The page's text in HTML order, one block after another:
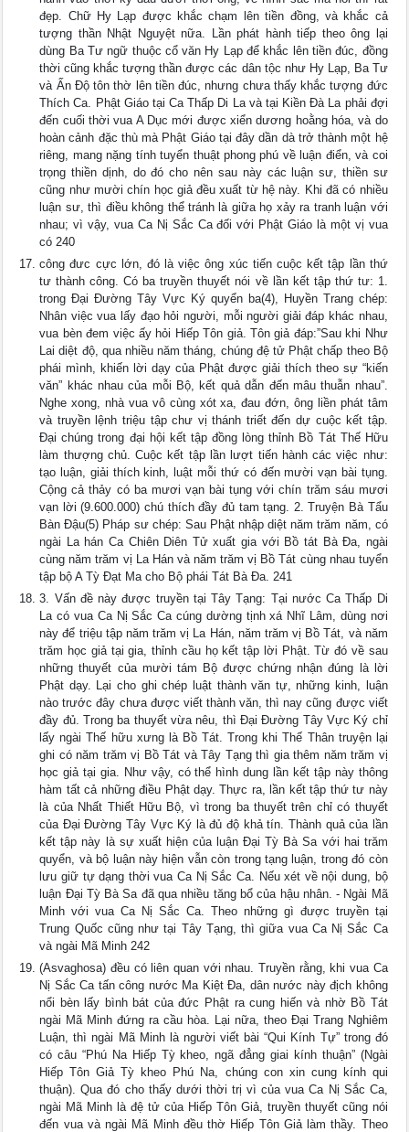
đẹp. Chữ Hy Lạp được khắc chạm lên tiền đồng, và khắc cả
tượng thần Nhật Nguyệt nữa. Lần phát hành tiếp theo ông lại
dùng Ba Tư ngữ thuộc cổ văn Hy Lạp để khắc lên tiền đúc, đồng
thời cũng khắc tượng thần được các dân tộc như Hy Lạp, Ba Tư
và Ấn Ðộ tôn thờ lên tiền đúc, nhưng chưa thấy khắc tượng đức
Thích Ca. Phật Giáo tại Ca Thấp Di La và tại Kiền Ðà La phải đợi
đến cuối thời vua A Dục mới được xiển dương hoằng hóa, và do
hoàn cảnh đặc thù mà Phật Giáo tại đây dần dà trở thành một hệ
riêng, mang nặng tính tuyển thuật phong phú về luận điển, và coi
trọng thiền dịnh, do đó cho nên sau này các luận sư, thiền sư
cũng như mười chín học giả đều xuất từ hệ này. Khi đã có nhiều
luận sư, thì điều không thể tránh là giữa họ xảy ra tranh luận với
nhau; vì vậy, vua Ca Nị Sắc Ca đối với Phật Giáo là một vị vua
có 240
công đưc cực lớn, đó là việc ông xúc tiến cuộc kết tập lần thứ
tư thành công. Có ba truyền thuyết nói về lần kết tập thứ tư: 1.
trong Ðại Ðường Tây Vực Ký quyển ba(4), Huyền Trang chép:
Nhân việc vua lấy đạo hỏi người, mỗi người giải đáp khác nhau,
vua bèn đem việc ấy hỏi Hiếp Tôn giả. Tôn giả đáp:”Sau khi Như
Lai diệt độ, qua nhiều năm tháng, chúng đệ tử Phật chấp theo Bộ
phái mình, khiến lời dạy của Phật được giải thích theo sự “kiến
văn” khác nhau của mỗi Bộ, kết quả dẫn đến mâu thuẫn nhau”.
Nghe xong, nhà vua vô cùng xót xa, đau đớn, ông liền phát tâm
và truyền lệnh triệu tập chư vị thánh triết đến dự cuộc kết tập.
Ðại chúng trong đại hội kết tập đồng lòng thỉnh Bồ Tát Thế Hữu
làm thượng chủ. Cuộc kết tập lần lượt tiến hành các việc như:
tạo luận, giải thích kinh, luật mỗi thứ có đến mười vạn bài tụng.
Cộng cả thảy có ba mươi vạn bài tụng với chín trăm sáu mươi
vạn lời (9.600.000) chú thích đầy đủ tam tạng. 2. Truyện Bà Tẩu
Bàn Ðậu(5) Pháp sư chép: Sau Phật nhập diệt năm trăm năm, có
ngài La hán Ca Chiên Diên Tử xuất gia với Bồ tát Bà Ða, ngài
cùng năm trăm vị La Hán và năm trăm vị Bồ Tát cùng nhau tuyển
tập bộ A Tỳ Ðạt Ma cho Bộ phái Tát Bà Ða. 241
3. Vấn đề này được truyền tại Tây Tạng: Tại nước Ca Thấp Di
La có vua Ca Nị Sắc Ca cúng dường tịnh xá Nhĩ Lâm, dùng nơi
này để triệu tập năm trăm vị La Hán, năm trăm vị Bồ Tát, và năm
trăm học giả tại gia, thỉnh cầu họ kết tập lời Phật. Từ đó về sau
những thuyết của mười tám Bộ được chứng nhận đúng là lời
Phật dạy. Lại cho ghi chép luật thành văn tự, những kinh, luận
nào trước đây chưa được viết thành văn, thì nay cũng được viết
đầy đủ. Trong ba thuyết vừa nêu, thì Ðại Ðường Tây Vực Ký chỉ
lấy ngài Thế hữu xưng là Bồ Tát. Trong khi Thế Thân truyện lại
ghi có năm trăm vị Bồ Tát và Tây Tạng thì gia thêm năm trăm vị
học giả tại gia. Như vậy, có thể hình dung lần kết tập này thông
hàm tất cả những điều Phật dạy. Thực ra, lần kết tập thứ tư này
là của Nhất Thiết Hữu Bộ, vì trong ba thuyết trên chỉ có thuyết
của Ðại Ðường Tây Vực Ký là đủ độ khả tín. Thành quả của lần
kết tập này là sự xuất hiện của luận Ðại Tỳ Bà Sa với hai trăm
quyển, và bộ luận này hiện vẫn còn trong tạng luận, trong đó còn
lưu giữ tự dạng thời vua Ca Nị Sắc Ca. Nếu xét về nội dung, bộ
luận Ðại Tỳ Bà Sa đã qua nhiều tăng bổ của hậu nhân. - Ngài Mã
Minh với vua Ca Nị Sắc Ca. Theo những gì được truyền tại
Trung Quốc cũng như tại Tây Tạng, thì giữa vua Ca Nị Sắc Ca
và ngài Mã Minh 242
(Asvaghosa) đều có liên quan với nhau. Truyền rằng, khi vua Ca
Nị Sắc Ca tấn công nước Ma Kiệt Ða, dân nước này địch không
nổi bèn lấy bình bát của đức Phật ra cung hiến và nhờ Bồ Tát
ngài Mã Minh đứng ra cầu hòa. Lại nữa, theo Ðại Trang Nghiêm
Luận, thì ngài Mã Minh là người viết bài “Qui Kính Tự” trong đó
có câu “Phú Na Hiếp Tỳ kheo, ngã đẳng giai kính thuận” (Ngài
Hiếp Tôn Giả Tỳ kheo Phú Na, chúng con xin cung kính qui
thuận). Qua đó cho thấy dưới thời trị vì của vua Ca Nị Sắc Ca,
ngài Mã Minh là đệ tử của Hiếp Tôn Giả, truyền thuyết cũng nói
đến vua và ngài Mã Minh đều thờ Hiếp Tôn Giả làm thầy. Theo